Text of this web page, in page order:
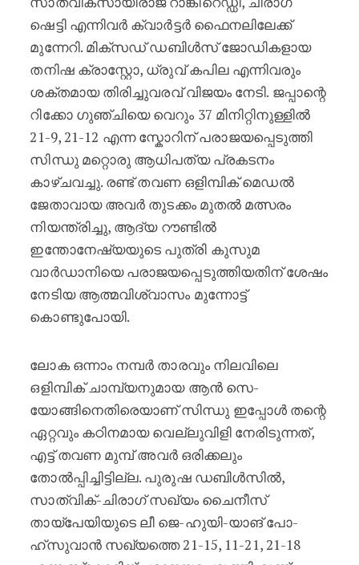
ഷെട്ടി എന്നിവർ ക്വാർട്ടർ ഫൈനലിലേക്ക്
മുന്നേറി. മിക്സഡ് ഡബിൾസ് ജോഡികളായ
തനിഷ ക്രാസ്റ്റോ, ധ്രുവ് കപില എന്നിവരും
ശക്തമായ തിരിച്ചുവരവ് വിജയം നേടി. ജപ്പാന്റെ
റിക്കോ ഗുഞ്ചിയെ വെറും 37 മിനിറ്റിനുള്ളിൽ
21-9, 21-12 എന്ന സ്കോറിന് പരാജയപ്പെടുത്തി
സിന്ധു മറ്റൊരു ആധിപത്യ പ്രകടനം
കാഴ്ചവച്ചു. രണ്ട് തവണ ഒളിമ്പിക് മെഡൽ
ജേതാവായ അവർ തുടക്കം മുതൽ മത്സരം
നിയന്ത്രിച്ചു, ആദ്യ റൗണ്ടിൽ
ഇന്തോനേഷ്യയുടെ പുത്രി കുസുമ
വാർഡാനിയെ പരാജയപ്പെടുത്തിയതിന് ശേഷം
നേടിയ ആത്മവിശ്വാസം മുന്നോട്ട്
കൊണ്ടുപോയി.
ലോക ഒന്നാം നമ്പർ താരവും നിലവിലെ
ഒളിമ്പിക് ചാമ്പ്യനുമായ ആൻ സെ-
യോങ്ങിനെതിരെയാണ് സിന്ധു ഇപ്പോൾ തന്റെ
ഏറ്റവും കഠിനമായ വെല്ലുവിളി നേരിടുന്നത്,
എട്ട് തവണ മുമ്പ് അവർ ഒരിക്കലും
തോൽപ്പിച്ചിട്ടില്ല. പുരുഷ ഡബിൾസിൽ,
സാത്വിക്-ചിരാഗ് സഖ്യം ചൈനീസ്
തായ്‌പേയിയുടെ ലീ ജെ-ഹുയി-യാങ് പോ-
ഹ്‌സുവാൻ സഖ്യത്തെ 21-15, 11-21, 21-18